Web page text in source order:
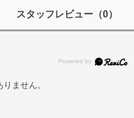
スタッフレビュー（0）
ません。